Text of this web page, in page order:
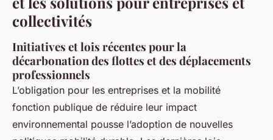
collectivités
Initiatives et lois récentes pour la
décarbonation des flottes et des déplacements
professionnels
L’obligation pour les entreprises et la mobilité
fonction publique de réduire leur impact
environnemental pousse l’adoption de nouvelles